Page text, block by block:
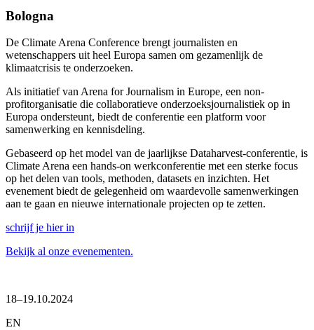
Bologna
De Climate Arena Conference brengt journalisten en
wetenschappers uit heel Europa samen om gezamenlijk de
klimaatcrisis te onderzoeken.
Als initiatief van Arena for Journalism in Europe, een non-
profitorganisatie die collaboratieve onderzoeksjournalistiek op in
Europa ondersteunt, biedt de conferentie een platform voor
samenwerking en kennisdeling.
Gebaseerd op het model van de jaarlijkse Dataharvest-conferentie, is
Climate Arena een hands-on werkconferentie met een sterke focus
op het delen van tools, methoden, datasets en inzichten. Het
evenement biedt de gelegenheid om waardevolle samenwerkingen
aan te gaan en nieuwe internationale projecten op te zetten.
schrijf je hier in
Bekijk al onze evenementen.
18–19.10.2024
EN